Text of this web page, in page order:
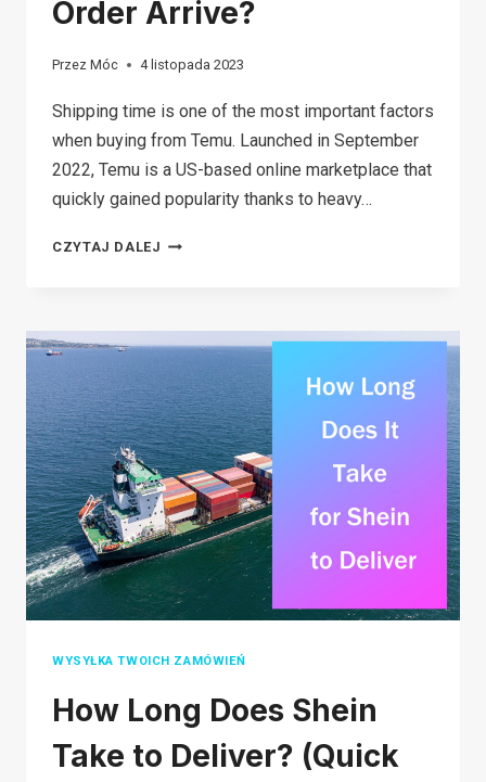
Order Arrive?
Przez Móc 4 listopada 2023
Shipping time is one of the most important factors
when buying from Temu. Launched in September
2022, Temu is a US-based online marketplace that
quickly gained popularity thanks to heavy…
CZYTAJ DALEJ TEMU
2026:
FAST
WILL
YOUR
ORDER
ARRIVE?
WYSYŁKA TWOICH ZAMÓWIEŃ
How Long Does Shein
Take to Deliver? (Quick